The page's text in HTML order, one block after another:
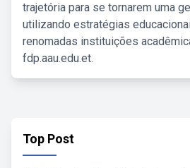
trajetória para se tornarem uma
utilizando estratégias
renomadas instituições
fdp.aau.edu.et.
Top Post